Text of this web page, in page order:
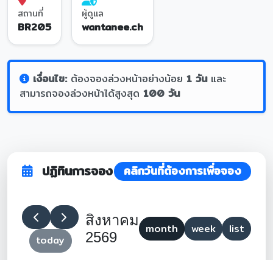
สถานที่
BR205
ผู้ดูแล
wantanee.ch
เงื่อนไข:ต้องจองล่วงหน้าอย่างน้อย 1 วันและ
สามารถจองล่วงหน้าได้สูงสุด 100 วัน
ปฏิทินการจอง คลิกวันที่ต้องการเพื่อจอง
today
สิงหาคม
2569
month week list